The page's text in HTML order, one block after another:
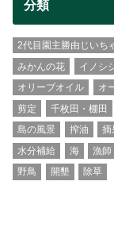
分類
2代目園主勝由じいち
みかんの花
イノシ
オリーブオイル
オ
剪定
千枚田・棚田
島の風景
搾油 摘
水分補給
海 漁師
野鳥
開墾 除草